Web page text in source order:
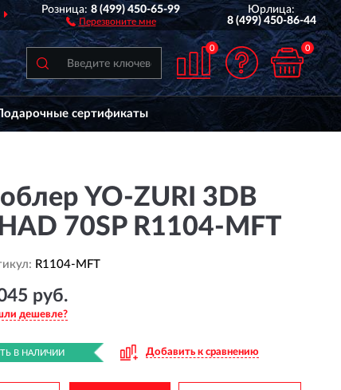
ДОСТАВИМПО ВСЕЙ РОССИИ
Розница:8 (499) 450-65-99
Перезвоните мне
Юрлица:
8 (499) 450-86-44
0 0
сертификаты
YO-ZURI 3DB
70SP R1104-MFT
R1104-MFT
руб.
дешевле?
В НАЛИЧИИ Добавить к сравнению